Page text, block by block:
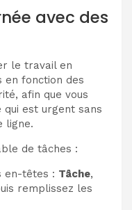
avec des
le travail en
en fonction des
afin que vous
qui est urgent sans
ligne.
de tâches :
en-têtes : Tâche,
remplissez les